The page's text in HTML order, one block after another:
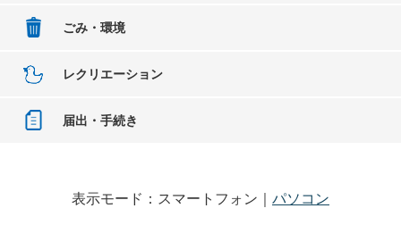
ごみ・環境
レクリエーション
届出・手続き
表示モード：スマートフォン｜ パソコン